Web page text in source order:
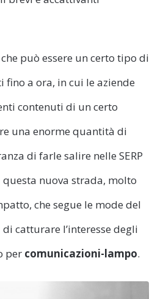
può essere un certo tipo di
a ora, in cui le aziende
contenuti di un certo
una enorme quantità di
di farle salire nelle SERP
questa nuova strada, molto
che segue le mode del
catturare l’interesse degli
per comunicazioni-lampo.